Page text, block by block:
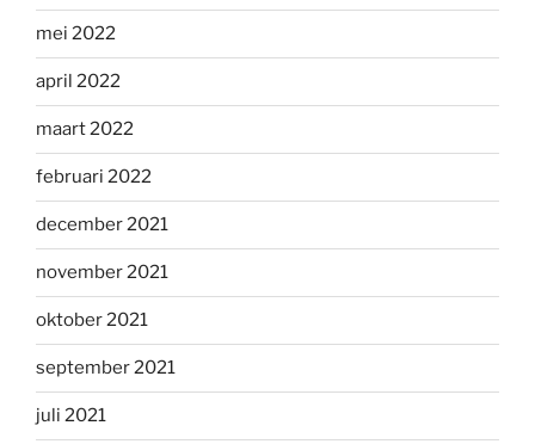
mei 2022
april 2022
maart 2022
februari 2022
december 2021
november 2021
oktober 2021
september 2021
juli 2021